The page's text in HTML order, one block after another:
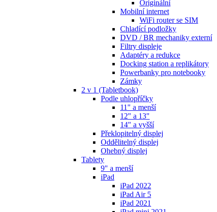
Originální
Mobilní internet
WiFi router se SIM
Chladící podložky
DVD / BR mechaniky externí
Filtry displeje
Adaptéry a redukce
Docking station a replikátory
Powerbanky pro notebooky
Zámky
2 v 1 (Tabletbook)
Podle uhlopříčky
11" a menší
12" a 13"
14" a vyšší
Překlopitelný displej
Oddělitelný displej
Ohebný displej
Tablety
9" a menší
iPad
iPad 2022
iPad Air 5
iPad 2021